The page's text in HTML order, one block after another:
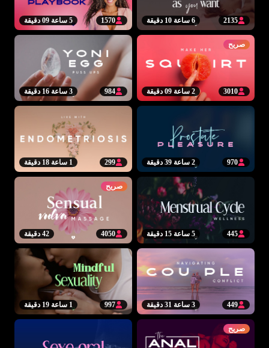
6 ساعة 10 دقيقة 2135 5 ساعة 09 دقيقة 1570
صريح
2 ساعة 09 دقيقة 3010 3 ساعة 16 دقيقة 984
2 ساعة 39 دقيقة 970 1 ساعة 18 دقيقة 299
5 ساعة 15 دقيقة 445
صريح
42 دقيقة 4050
3 ساعة 31 دقيقة 449 1 ساعة 19 دقيقة 997
صريح